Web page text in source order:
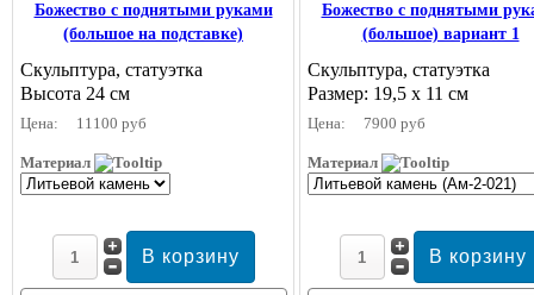
Божество с поднятыми руками
(большое на подставке)
Скульптура, статуэтка
Высота 24 см
Цена: 11100 руб
Материал
Божество с поднятыми
(большое) вариант 1
Скульптура, статуэтка
Размер: 19,5 х 11 см
Цена: 7900 руб
Материал